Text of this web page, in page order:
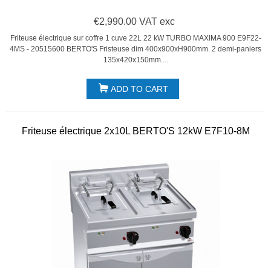
€2,990.00 VAT exc
Friteuse électrique sur coffre 1 cuve 22L 22 kW TURBO MAXIMA 900 E9F22-
4MS - 20515600 BERTO'S Fristeuse dim 400x900xH900mm. 2 demi-paniers
135x420x150mm....
ADD TO CART
Friteuse électrique 2x10L BERTO'S 12kW E7F10-8M